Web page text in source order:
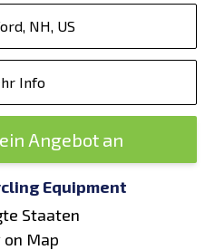
NH, US
Info
Angebot an
Equipment
Staaten
on Map